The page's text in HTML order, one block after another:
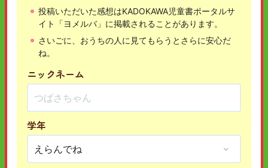
投稿いただいた感想はKADOKAWA児童書ポータルサ
イト「ヨメルバ」に掲載されることがあります。
さいごに、おうちの人に見てもらうとさらに安心だ
ね。
ニックネーム
学年